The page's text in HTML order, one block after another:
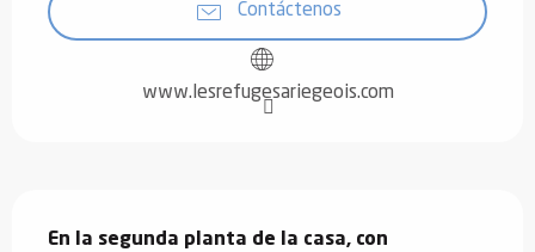
Contáctenos
www.lesrefugesariegeois.com
En la segunda planta de la casa, con